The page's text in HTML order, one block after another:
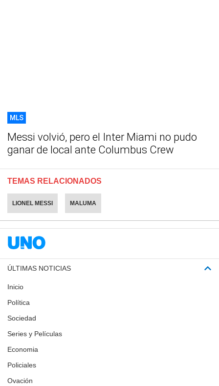
MLS
Messi volvió, pero el Inter Miami no pudo
ganar de local ante Columbus Crew
TEMAS RELACIONADOS
LIONEL MESSI MALUMA
ÚLTIMAS NOTICIAS
Inicio
Política
Sociedad
Series y Películas
Economia
Policiales
Ovación